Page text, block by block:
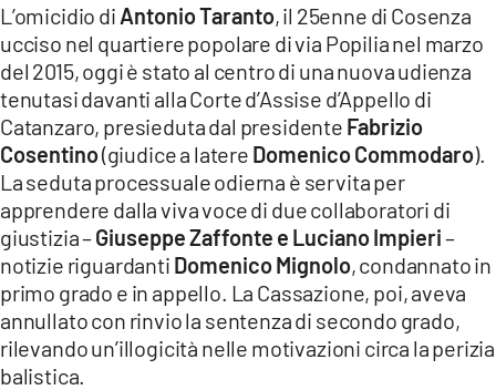
LACTV.IT
LACONAIR.IT
LACITYMAG.IT
ILREGGINO.IT
COSENZACHANNEL.IT
ILVIBONESE.IT
CATANZAROCHANNEL.IT
LACAPITALENEWS.IT
App
L’omicidio di Antonio Taranto, il 25enne di Cosenza
ucciso nel quartiere popolare di via Popilia nel marzo
del 2015, oggi è stato al centro di una nuova udienza
tenutasi davanti alla Corte d’Assise d’Appello di
Catanzaro, presieduta dal presidente Fabrizio
Cosentino(giudice a latere Domenico Commodaro).
La seduta processuale odierna è servita per
apprendere dalla viva voce di due collaboratori di
giustizia –Giuseppe Zaffonte e Luciano Impieri–
notizie riguardanti Domenico Mignolo, condannato in
primo grado e in appello. La Cassazione, poi, aveva
annullato con rinvio la sentenza di secondo grado,
rilevando un’illogicità nelle motivazioni circa la perizia
balistica.